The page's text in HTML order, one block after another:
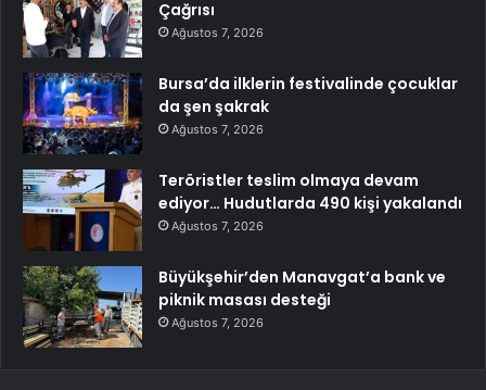
Çağrısı
Ağustos 7, 2026
Bursa’da ilklerin festivalinde çocuklar
da şen şakrak
Ağustos 7, 2026
Teröristler teslim olmaya devam
ediyor… Hudutlarda 490 kişi yakalandı
Ağustos 7, 2026
Büyükşehir’den Manavgat’a bank ve
piknik masası desteği
Ağustos 7, 2026